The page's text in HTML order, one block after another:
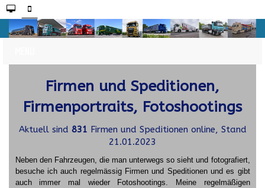
Firmen und Speditionen,
Firmenportraits, Fotoshootings
Aktuell sind 831 Firmen und Speditionen online, Stand
21.01.2023
Neben den Fahrzeugen, die man unterwegs so sieht und fotografiert,
besuche ich auch regelmässig Firmen und Speditionen und es gibt
auch immer mal wieder Fotoshootings.
Meine regelmäßigen